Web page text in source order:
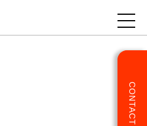
CONTACT